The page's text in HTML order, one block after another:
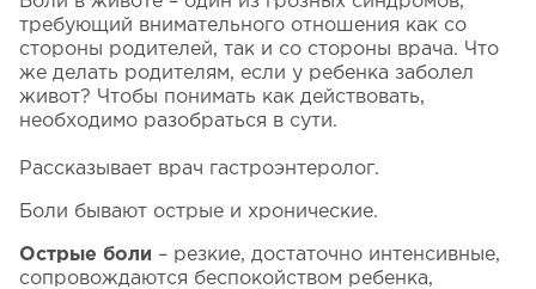
требующий внимательного отношения как со
стороны родителей, так и со стороны врача. Что
же делать родителям, если у ребенка заболел
живот? Чтобы понимать как действовать,
необходимо разобраться в сути.
Рассказывает врач гастроэнтеролог.
Боли бывают острые и хронические.
Острые боли – резкие, достаточно интенсивные,
сопровождаются беспокойством ребенка,